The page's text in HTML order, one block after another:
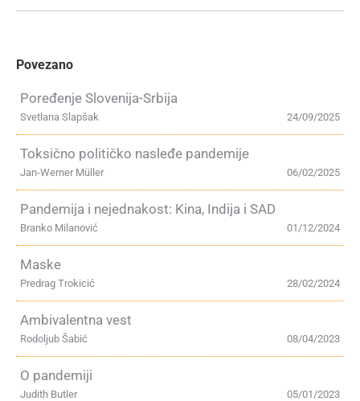
Povezano
Poređenje Slovenija-Srbija
24/09/2025
Svetlana Slapšak
Toksično političko nasleđe pandemije
06/02/2025
Jan-Werner Müller
Pandemija i nejednakost: Kina, Indija i SAD
01/12/2024
Branko Milanović
Maske
28/02/2024
Predrag Trokicić
Ambivalentna vest
08/04/2023
Rodoljub Šabić
O pandemiji
05/01/2023
Judith Butler